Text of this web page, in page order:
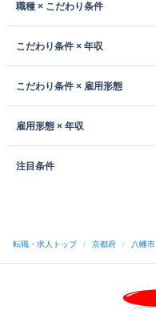
職種 × こだわり条件
こだわり条件 × 年収
こだわり条件 × 雇用形態
雇用形態 × 年収
注目条件
転職・求人トップ / 京都府 / 八幡市